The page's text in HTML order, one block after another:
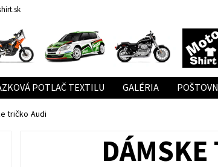
POTLAČ TEXTILU GALÉRIA
tričko Audi